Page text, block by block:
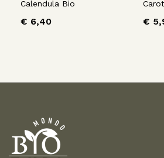
Calendula Bio
€ 6,40 €